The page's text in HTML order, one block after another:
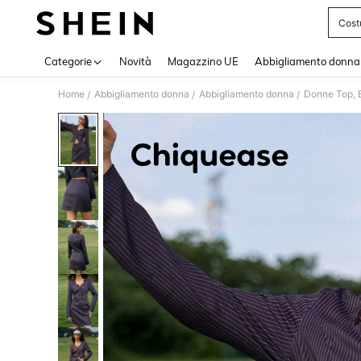
Categorie Novità Magazzino UE Abbigliamento donna
Home / Abbigliamento donna / Abbigliamento donna / Donne Top,